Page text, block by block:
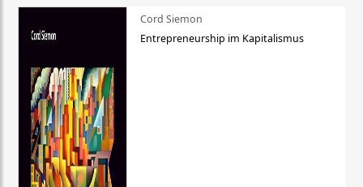
Cord Siemon
Entrepreneurship im Kapitalismus